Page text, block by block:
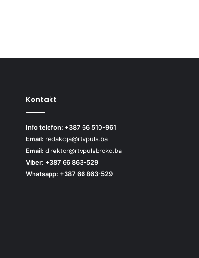
Kontakt
Info telefon: +387 66 510-961
Email: redakcija@rtvpuls.ba
Email: direktor@rtvpulsbrcko.ba
Viber: +387 66 863-529
Whatsapp: +387 66 863-529